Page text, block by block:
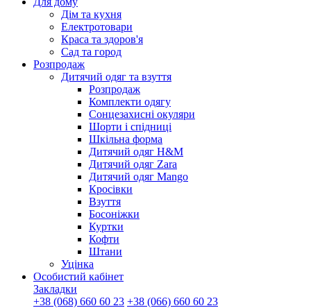
Дім та кухня
Електротовари
Краса та здоров'я
Сад та город
Розпродаж
Дитячий одяг та взуття
Розпродаж
Комплекти одягу
Сонцезахисні окуляри
Шорти і спідниці
Шкільна форма
Дитячий одяг H&M
Дитячий одяг Zara
Дитячий одяг Mango
Кросівки
Взуття
Босоніжки
Куртки
Кофти
Штани
Уцінка
Особистий кабінет
Закладки
+38 (068) 660 60 23 +38 (066) 660 60 23